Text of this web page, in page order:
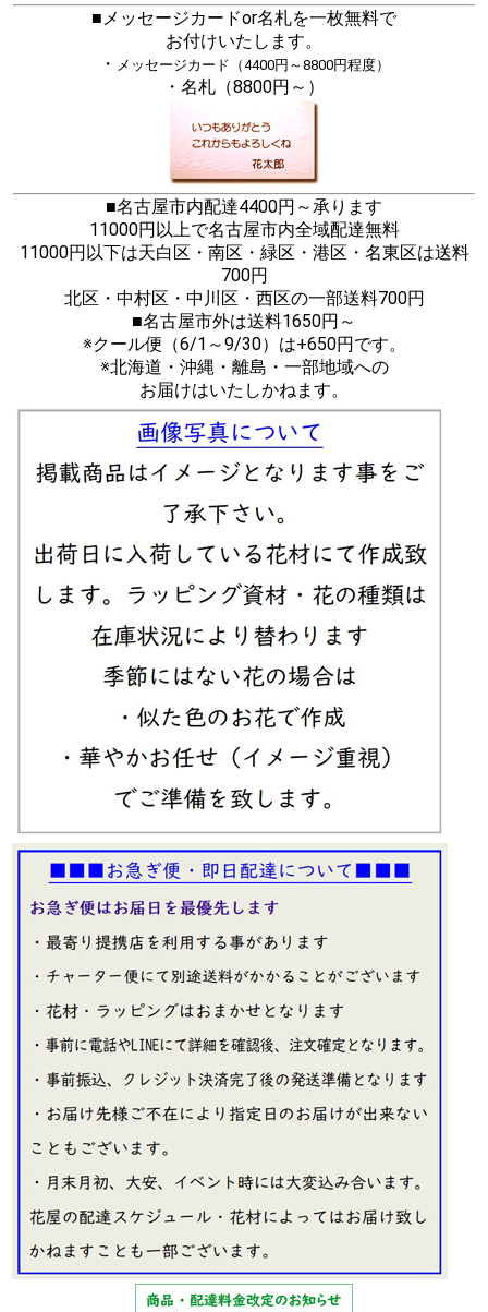
■メッセージカードor名札を一枚無料で
お付けいたします。
・ メッセージカード（4400円～8800円程度）
・名札（8800円～）
■名古屋市内配達4400円～承ります
11000円以上で名古屋市内全域配達無料
11000円以下は天白区・南区・緑区・港区・名東区は送料
700円
北区・中村区・中川区・西区の一部送料700円
■名古屋市外は送料1650円～
※クール便（6/1～9/30）は+650円です。
※北海道・沖縄・離島・一部地域への
お届けはいたしかねます。